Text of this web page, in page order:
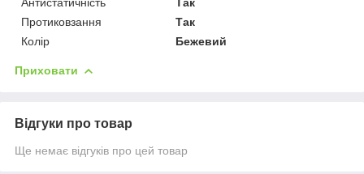
Протиковзання
Так
Колір
Бежевий
Приховати
Відгуки про товар
Ще немає відгуків про цей товар